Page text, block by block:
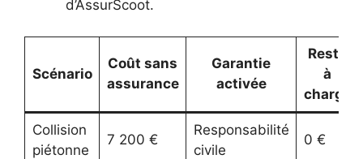
d’AssurScoot.
Scénario
Coût sans
assurance
Garantie
activée
Reste
à
charge
Collision
piétonne
7 200 €
Responsabilité
civile
0 €